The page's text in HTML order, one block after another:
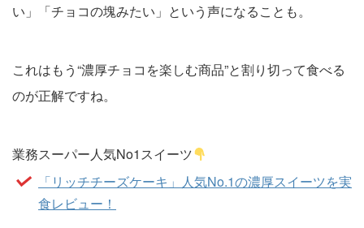
い」「チョコの塊みたい」という声になることも。
これはもう“濃厚チョコを楽しむ商品”と割り切って食べる
のが正解ですね。
業務スーパー人気No1スイーツ
「リッチチーズケーキ」人気No.1の濃厚スイーツを実
食レビュー！